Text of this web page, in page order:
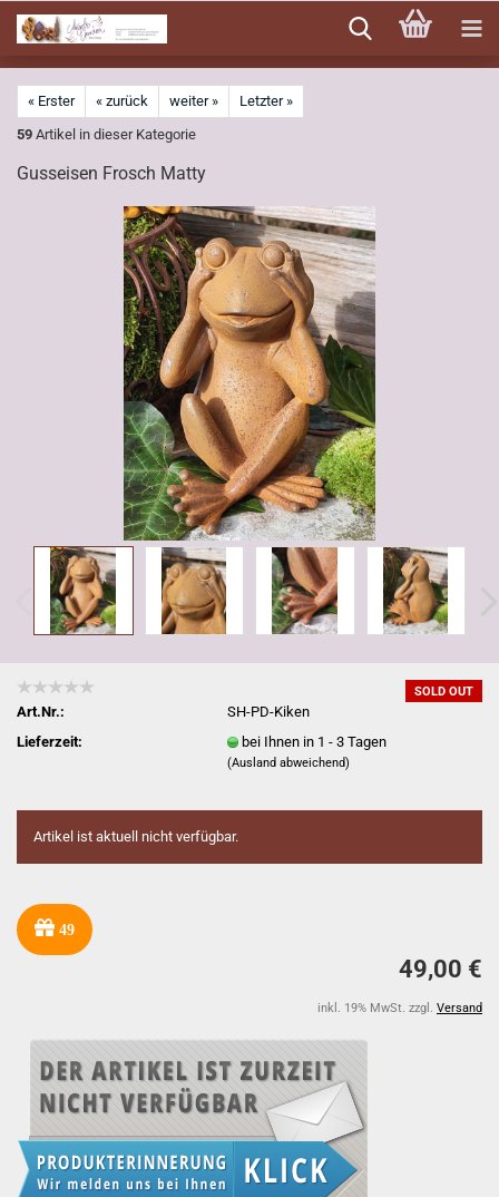
zum
Hauptinhalt
« Erster « zurück weiter »
Letzter »
59 Artikel in dieser Kategorie
Gusseisen Frosch Matty
SOLD OUT
Art.Nr.:
SH-PD-Kiken
Lieferzeit:
bei Ihnen in 1 - 3 Tagen
(Ausland abweichend)
Artikel ist aktuell nicht verfügbar.
49
49,00 €
inkl. 19% MwSt. zzgl. Versand